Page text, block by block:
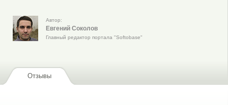
Автор:
Евгений Соколов
Главный редактор портала "Softobase"
Отзывы